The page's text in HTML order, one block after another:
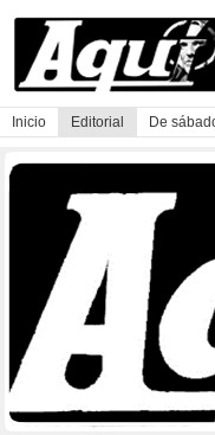
Inicio Editorial De